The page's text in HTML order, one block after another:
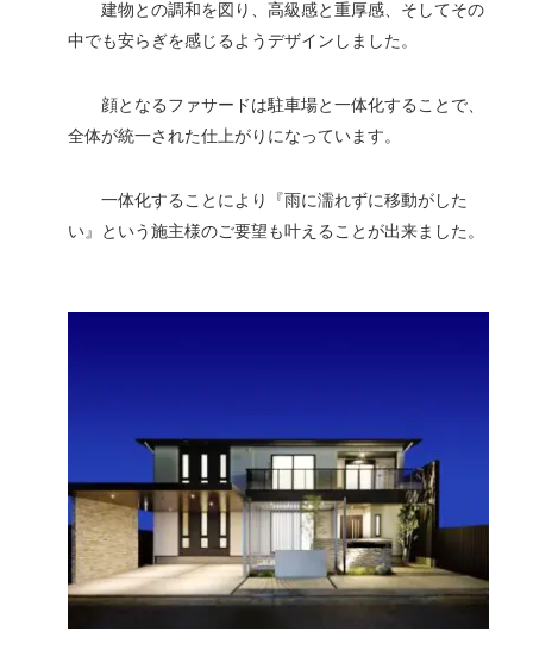
建物との調和を図り、高級感と重厚感、そしてその
中でも安らぎを感じるようデザインしました。
顔となるファサードは駐車場と一体化することで、
全体が統一された仕上がりになっています。
一体化することにより『雨に濡れずに移動がした
い』という施主様のご要望も叶えることが出来ました。